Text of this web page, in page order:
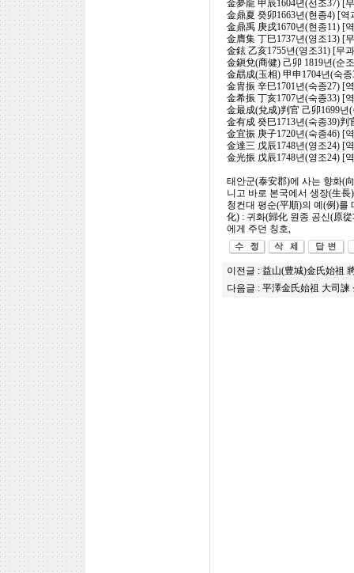
金夢龍 甲辰1604년(선조37) [
金鼎夏 癸卯1663년(현종4) [
金鼎禹 庚戌1670년(현종11) [
金膺集 丁巳1737년(영조13) [
金鉉 乙亥1755년(영조31) [무
金鎭兌(商健) 己卯 1819년(순
金勗成(玉相) 甲申1704년(숙
金胄振 辛巳1701년(숙종27) [
金希振 丁亥1707년(숙종33) [
金最成(兌成)判官 己卯1699년
金有成 癸巳1713년(숙종39)
金宜振 庚子1720년(숙종46) [
金達三 戊辰1748년(영조24) [
金光振 戊辰1748년(영조24) [
태안군(泰安郡)에 사는 향화(
니고 바로 본국에서 생장(生
청컨대 평순(平順)의 예(例)를
化) : 귀화(歸化 원종 공신(原
에게 주던 칭호,
이전글 : 益山(豊城)金氏始祖
다음글 : 平澤金氏始祖 大司諫